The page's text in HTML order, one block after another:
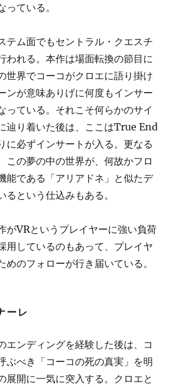
っている。
テム面でもセントラル・クエスチ
われる。本作は場面転換の節目に
世界でコーコがクロエに語り掛け
ンが意味ありげに何度もインサー
っている。それこそ何らかのサイ
辿り着いた後は、ここはTrue End
に必ずインサートが入る。更なる
この夢の中の世界が、何故かフロ
能である「アリアドネ」と似たデ
るという仕込みもある。
がVRというプレイヤーに強い負荷
用しているのもあって、プレイヤ
めのフォローが行き届いている。
ーレ
エンディングを経験した後は、コ
ぶべき「コーコの死の真実」を明
展開に一気に突入する。クロエと